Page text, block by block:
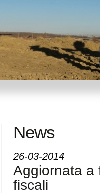
News
26-03-2014
Aggiornata a
fiscali